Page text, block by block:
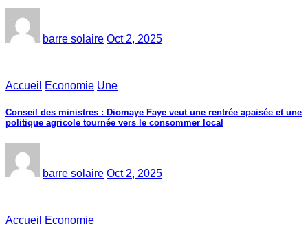
barre solaire Oct 2, 2025
Accueil Economie Une
Conseil des ministres : Diomaye Faye veut une rentrée apaisée et une
politique agricole tournée vers le consommer local
barre solaire Oct 2, 2025
Accueil Economie